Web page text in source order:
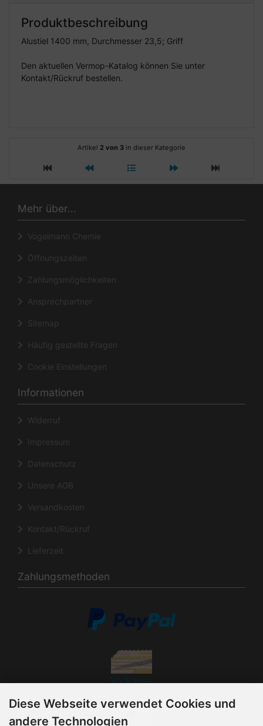
Produktbeschreibung
Alustiel 1400 mm, Durchmesser 23,5; Griff
Den aktuellen Vermop-Katalog können Sie unter
Kontakt/Rückruf bestellen.
Artikel 2 von 3 in dieser Kategorie
Mehr über...
Vogelmann Chemie
Öffnungszeiten
Zahlungsmöglichkeiten
Ansprechpartner
Sitemap
Häufig gestellte Fragen
Cookie Einstellungen
Informationen
Widerruf
Impressum
Datenschutz
Unsere AGB
Versandkosten
Kontakt/Rückruf
Lieferzeit
Zahlungsmethoden
Vorkasse
Diese Webseite verwendet Cookies und
andere Technologien